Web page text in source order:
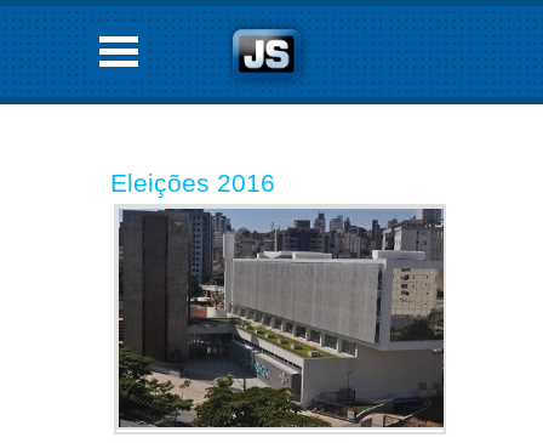
Eleições 2016